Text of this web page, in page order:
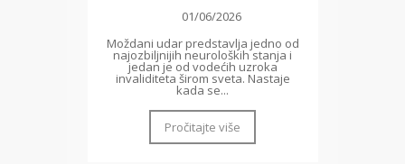
01/06/2026
Moždani udar predstavlja jedno od
najozbiljnijih neuroloških stanja i
jedan je od vodećih uzroka
invaliditeta širom sveta. Nastaje
kada se...
Pročitajte više